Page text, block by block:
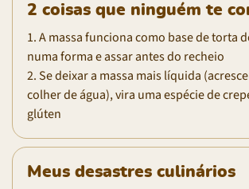
2 coisas que ninguém te
1. A massa funciona como base de torta
numa forma e assar antes do recheio
2. Se deixar a massa mais líquida
colher de água), vira uma espécie de
glúten
Meus desastres culinários